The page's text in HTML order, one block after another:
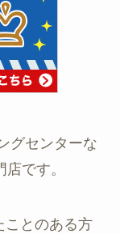
グセンターな
です。
ことのある方